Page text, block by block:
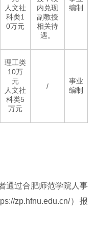
人文社
科类1
0万元
内兑现
副教授
相关待
遇。
编制
理工类
10万
元
人文社
科类5
万元
/
事业
编制
通过合肥师范学院人事
zp.hfnu.edu.cn/）报